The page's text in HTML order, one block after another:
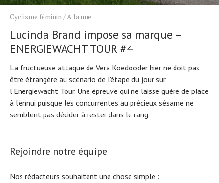
Cyclisme féminin / A la une
Lucinda Brand impose sa marque –
ENERGIEWACHT TOUR #4
La fructueuse attaque de Vera Koedooder hier ne doit pas
être étrangère au scénario de l'étape du jour sur
l'Energiewacht Tour. Une épreuve qui ne laisse guère de place
à l'ennui puisque les concurrentes au précieux sésame ne
semblent pas décider à rester dans le rang.
Rejoindre notre équipe
Nos rédacteurs souhaitent une chose simple :